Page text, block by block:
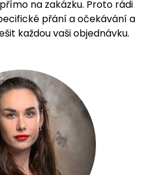
na zakázku. Proto rádi
přání a očekávání a
každou vaši objednávku.